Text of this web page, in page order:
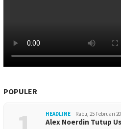
POPULER
HEADLINE Rabu, 25 Februari
Alex Noerdin Tutup